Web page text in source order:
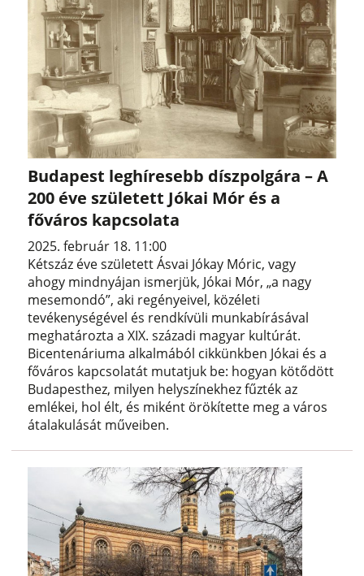
Budapest leghíresebb díszpolgára – A
200 éve született Jókai Mór és a
főváros kapcsolata
2025. február 18. 11:00
Kétszáz éve született Ásvai Jókay Móric, vagy
ahogy mindnyájan ismerjük, Jókai Mór, „a nagy
mesemondó”, aki regényeivel, közéleti
tevékenységével és rendkívüli munkabírásával
meghatározta a XIX. századi magyar kultúrát.
Bicentenáriuma alkalmából cikkünkben Jókai és a
főváros kapcsolatát mutatjuk be: hogyan kötődött
Budapesthez, milyen helyszínekhez fűzték az
emlékei, hol élt, és miként örökítette meg a város
átalakulását műveiben.